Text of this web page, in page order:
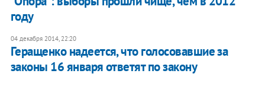
году
04 декабря 2014, 22:20
Геращенко надеется, что голосовавшие за
законы 16 января ответят по закону